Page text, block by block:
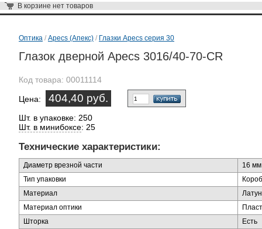
В корзине нет товаров
Оптика / Apecs (Апекс) / Глазки Apecs серия 30
Глазок дверной Apecs 3016/40-70-CR
Код товара: 00011114
Цена: 404,40 руб.
Шт. в упаковке: 250
Шт. в минибоксе: 25
Технические характеристики:
Диаметр врезной части
16 мм
Тип упаковки
Материал
Материал оптики
Шторка
Есть